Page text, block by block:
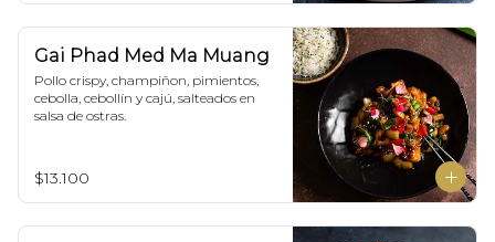
Gai Phad Med Ma Muang
Pollo crispy, champiñon, pimientos,
cebolla, cebollín y cajú, salteados en
salsa de ostras.
$13.100